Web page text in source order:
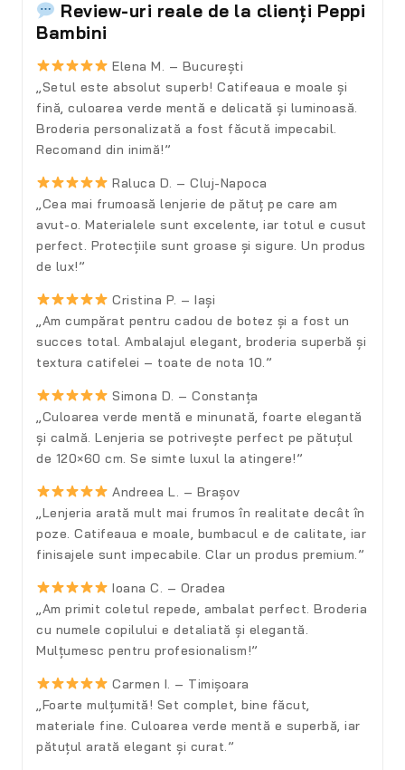
Review-uri reale de la clienți Peppi
Bambini
Elena M. – București
„Setul este absolut superb! Catifeaua e moale și
fină, culoarea verde mentă e delicată și luminoasă.
Broderia personalizată a fost făcută impecabil.
Recomand din inimă!”
Raluca D. – Cluj-Napoca
„Cea mai frumoasă lenjerie de pătuț pe care am
avut-o. Materialele sunt excelente, iar totul e cusut
perfect. Protecțiile sunt groase și sigure. Un produs
de lux!”
Cristina P. – Iași
„Am cumpărat pentru cadou de botez și a fost un
succes total. Ambalajul elegant, broderia superbă și
textura catifelei – toate de nota 10.”
Simona D. – Constanța
„Culoarea verde mentă e minunată, foarte elegantă
și calmă. Lenjeria se potrivește perfect pe pătuțul
de 120×60 cm. Se simte luxul la atingere!”
Andreea L. – Brașov
„Lenjeria arată mult mai frumos în realitate decât în
poze. Catifeaua e moale, bumbacul e de calitate, iar
finisajele sunt impecabile. Clar un produs premium.”
Ioana C. – Oradea
„Am primit coletul repede, ambalat perfect. Broderia
cu numele copilului e detaliată și elegantă.
Mulțumesc pentru profesionalism!”
Carmen I. – Timișoara
„Foarte mulțumită! Set complet, bine făcut,
materiale fine. Culoarea verde mentă e superbă, iar
pătuțul arată elegant și curat.”